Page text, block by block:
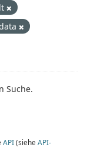
Suche.
API(siehe API-